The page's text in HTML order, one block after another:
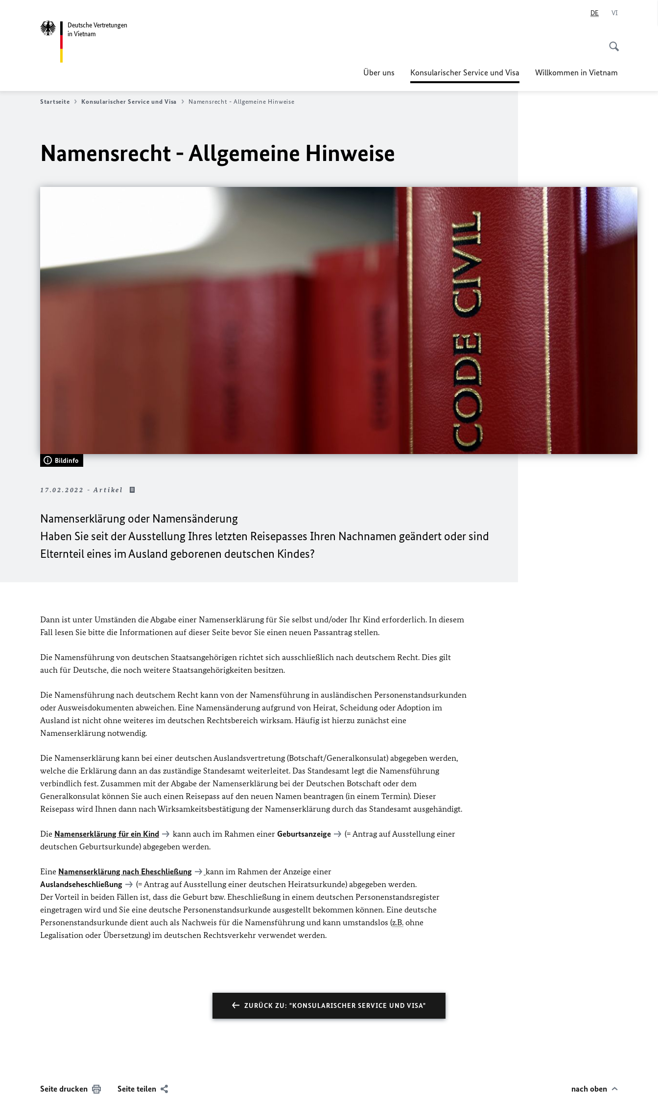
Deutsche Vertretungen
in Vietnam
DE VI
Über uns Konsularischer Service und Visa Willkommen in Vietnam
Startseite Konsularischer Service und Visa Namensrecht - Allgemeine Hinweise
Namensrecht - Allgemeine Hinweise
Bildinfo
17.02.2022 - Artikel
Namenserklärung oder Namensänderung
Haben Sie seit der Ausstellung Ihres letzten Reisepasses Ihren Nachnamen geändert oder sind
Elternteil eines im Ausland geborenen deutschen Kindes?
Dann ist unter Umständen die Abgabe einer Namenserklärung für Sie selbst und/oder Ihr Kind erforderlich. In diesem
Fall lesen Sie bitte die Informationen auf dieser Seite bevor Sie einen neuen Passantrag stellen.
Die Namensführung von deutschen Staatsangehörigen richtet sich ausschließlich nach deutschem Recht. Dies gilt
auch für Deutsche, die noch weitere Staatsangehörigkeiten besitzen.
Die Namensführung nach deutschem Recht kann von der Namensführung in ausländischen Personenstandsurkunden
oder Ausweisdokumenten abweichen. Eine Namensänderung aufgrund von Heirat, Scheidung oder Adoption im
Ausland ist nicht ohne weiteres im deutschen Rechtsbereich wirksam. Häufig ist hierzu zunächst eine
Namenserklärung notwendig.
Die Namenserklärung kann bei einer deutschen Auslandsvertretung (Botschaft/Generalkonsulat) abgegeben werden,
welche die Erklärung dann an das zuständige Standesamt weiterleitet. Das Standesamt legt die Namensführung
verbindlich fest. Zusammen mit der Abgabe der Namenserklärung bei der Deutschen Botschaft oder dem
Generalkonsulat können Sie auch einen Reisepass auf den neuen Namen beantragen (in einem Termin). Dieser
Reisepass wird Ihnen dann nach Wirksamkeitsbestätigung der Namenserklärung durch das Standesamt ausgehändigt.
Die Namenserklärung für ein Kind kann auch im Rahmen einer Geburtsanzeige
(= Antrag auf Ausstellung einer
deutschen Geburtsurkunde) abgegeben werden.
Eine Namenserklärung nach Eheschließung
kann im Rahmen der Anzeige einer
Auslandseheschließung
(= Antrag auf Ausstellung einer deutschen Heiratsurkunde) abgegeben werden.
Der Vorteil in beiden Fällen ist, dass die Geburt bzw. Eheschließung in einem deutschen Personenstandsregister
eingetragen wird und Sie eine deutsche Personenstandsurkunde ausgestellt bekommen können. Eine deutsche
Personenstandsurkunde dient auch als Nachweis für die Namensführung und kann umstandslos (z.B. ohne
Legalisation oder Übersetzung) im deutschen Rechtsverkehr verwendet werden.
ZURÜCK ZU: "KONSULARISCHER SERVICE UND VISA"
Seite drucken Seite teilen nach oben